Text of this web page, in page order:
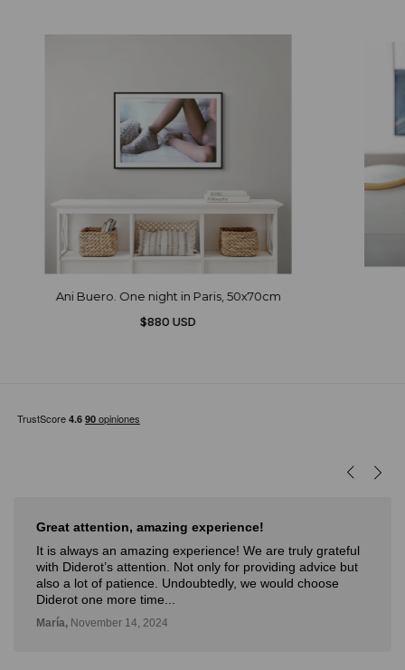
Ani Buero. One night in Paris, 50x70cm
$880 USD
Great attention, amazing experience!
It is always an amazing experience! We are truly grateful
with Diderot’s attention. Not only for providing advice but
also a lot of patience. Undoubtedly, we would choose
Diderot one more time...
María, November 14, 2024